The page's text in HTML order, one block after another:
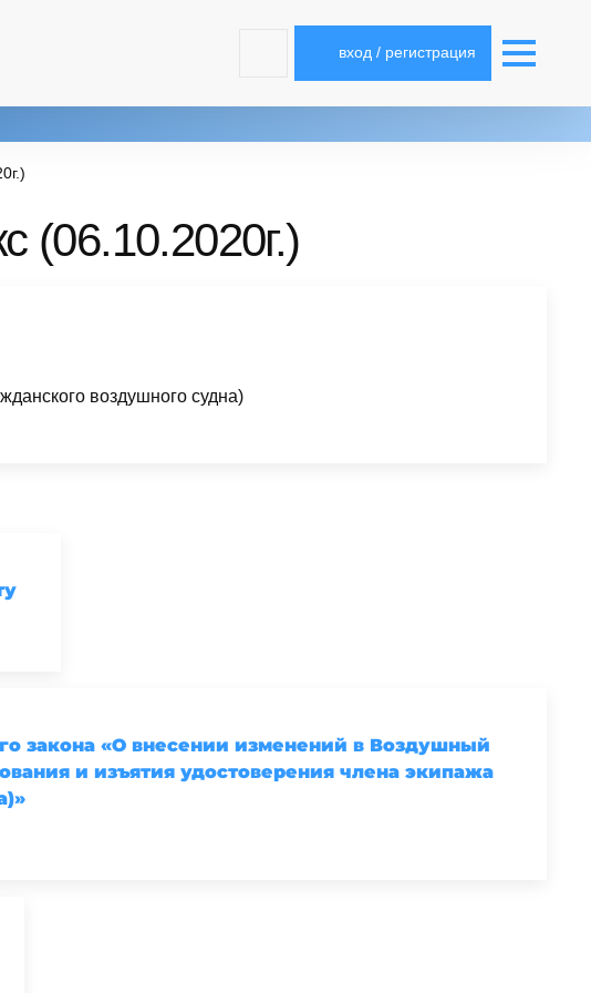
вход / регистрация
(06.10.2020г.)
воздушного судна)
закона «О внесении изменений в Воздушный
и изъятия удостоверения члена экипажа